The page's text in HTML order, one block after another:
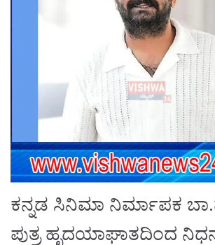
ಕನ್ನಡ ಸಿನಿಮಾ ನಿರ್ಮಾಪಕ
ಪುತ್ರ ಹೃದಯಾಘಾತದಿಂದ